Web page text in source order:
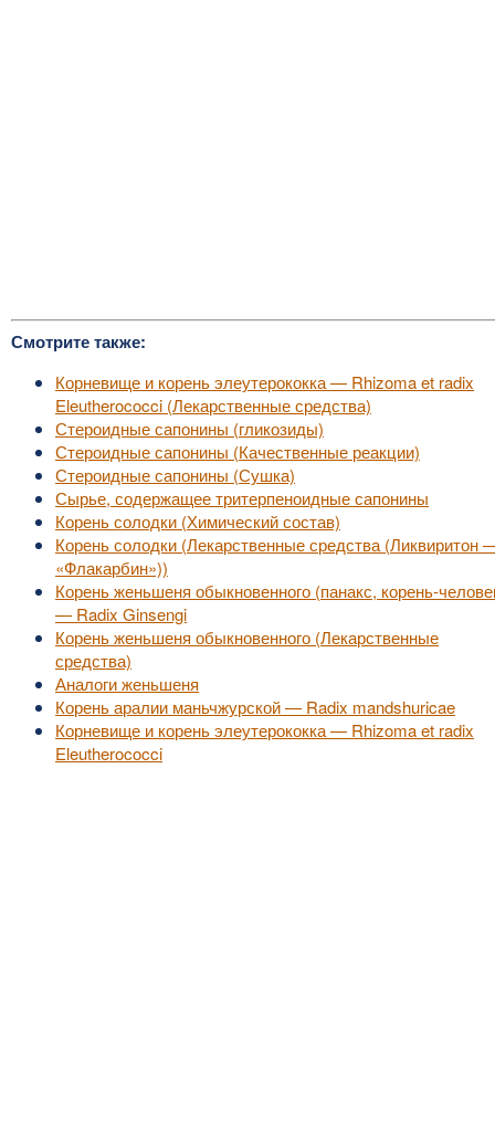
Смотрите также:
Корневище и корень элеутерококка — Rhizoma et radix
Eleutherococci (Лекарственные средства)
Стероидные сапонины (гликозиды)
Стероидные сапонины (Качественные реакции)
Стероидные сапонины (Сушка)
Сырье, содержащее тритерпеноидные сапонины
Корень солодки (Химический состав)
Корень солодки (Лекарственные средства (Ликвиритон
«Флакарбин»))
Корень женьшеня обыкновенного (панакс, корень-
— Radix Ginsengi
Корень женьшеня обыкновенного (Лекарственные
средства)
Аналоги женьшеня
Корень аралии маньчжурской — Radix mandshuricae
Корневище и корень элеутерококка — Rhizoma et radix
Eleutherococci